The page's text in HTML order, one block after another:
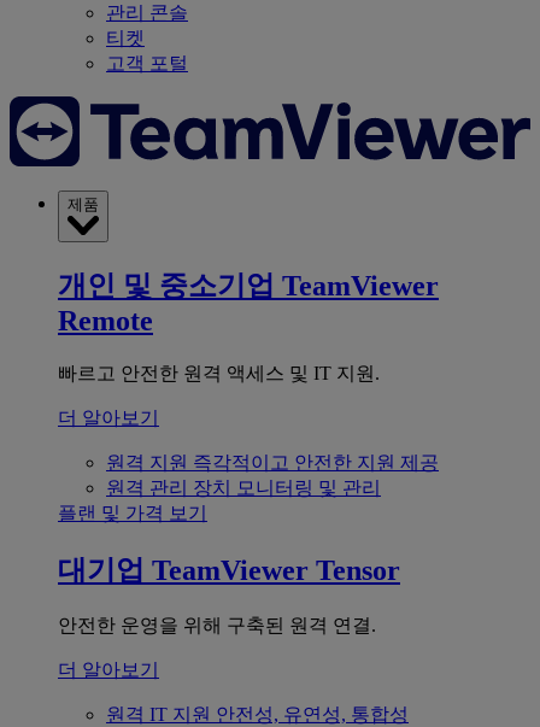
관리 콘솔
티켓
고객 포털
제품
개인 및 중소기업 TeamViewer
Remote
빠르고 안전한 원격 액세스 및 IT 지원.
더 알아보기
원격 지원 즉각적이고 안전한 지원 제공
원격 관리 장치 모니터링 및 관리
플랜 및 가격 보기
대기업 TeamViewer Tensor
안전한 운영을 위해 구축된 원격 연결.
더 알아보기
원격 IT 지원 안전성, 유연성, 통합성